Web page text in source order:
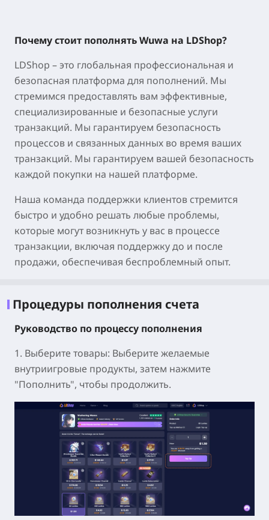
Почему стоит пополнять Wuwa на LDShop?
LDShop – это глобальная профессиональная и
безопасная платформа для пополнений. Мы
стремимся предоставлять вам эффективные,
специализированные и безопасные услуги
транзакций. Мы гарантируем безопасность
процессов и связанных данных во время ваших
транзакций. Мы гарантируем вашей безопасность
каждой покупки на нашей платформе.
Наша команда поддержки клиентов стремится
быстро и удобно решать любые проблемы,
которые могут возникнуть у вас в процессе
транзакции, включая поддержку до и после
продажи, обеспечивая беспроблемный опыт.
Процедуры пополнения счета
Руководство по процессу пополнения
1. Выберите товары: Выберите желаемые
внутриигровые продукты, затем нажмите
"Пополнить", чтобы продолжить.